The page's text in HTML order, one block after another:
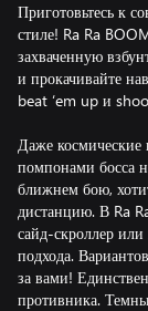
Приготовьтесь к
стиле! Ra Ra
захваченную
и прокачивайте
beat ‘em up и
Даже
помпонами босса
ближнем бою,
дистанцию. В Ra
сайд-скроллер
подхода.
за вами!
противника.